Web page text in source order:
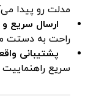
مدلت رو پیدا
ارسال سریع
راحت به دستت
پشتیبانی
سریع